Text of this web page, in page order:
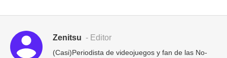
Zenitsu - Editor
(Casi)Periodista de videojuegos y fan de las No-